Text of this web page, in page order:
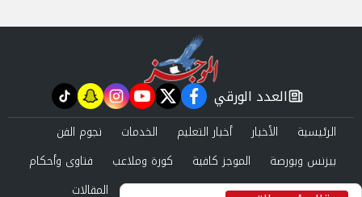
newspaper
العدد الورقي facebook
twitter
youtube
instagram
snapchat
tiktok
الرئيسية الأخبار أخبار التعليم الخدمات
نجوم الفن
بيزنس وبورصة
الموجز كافية كورة وملاعب
فتاوى وأحكام
صحة وجمال
عرب وعالم حوادث ومحاكم المقالات